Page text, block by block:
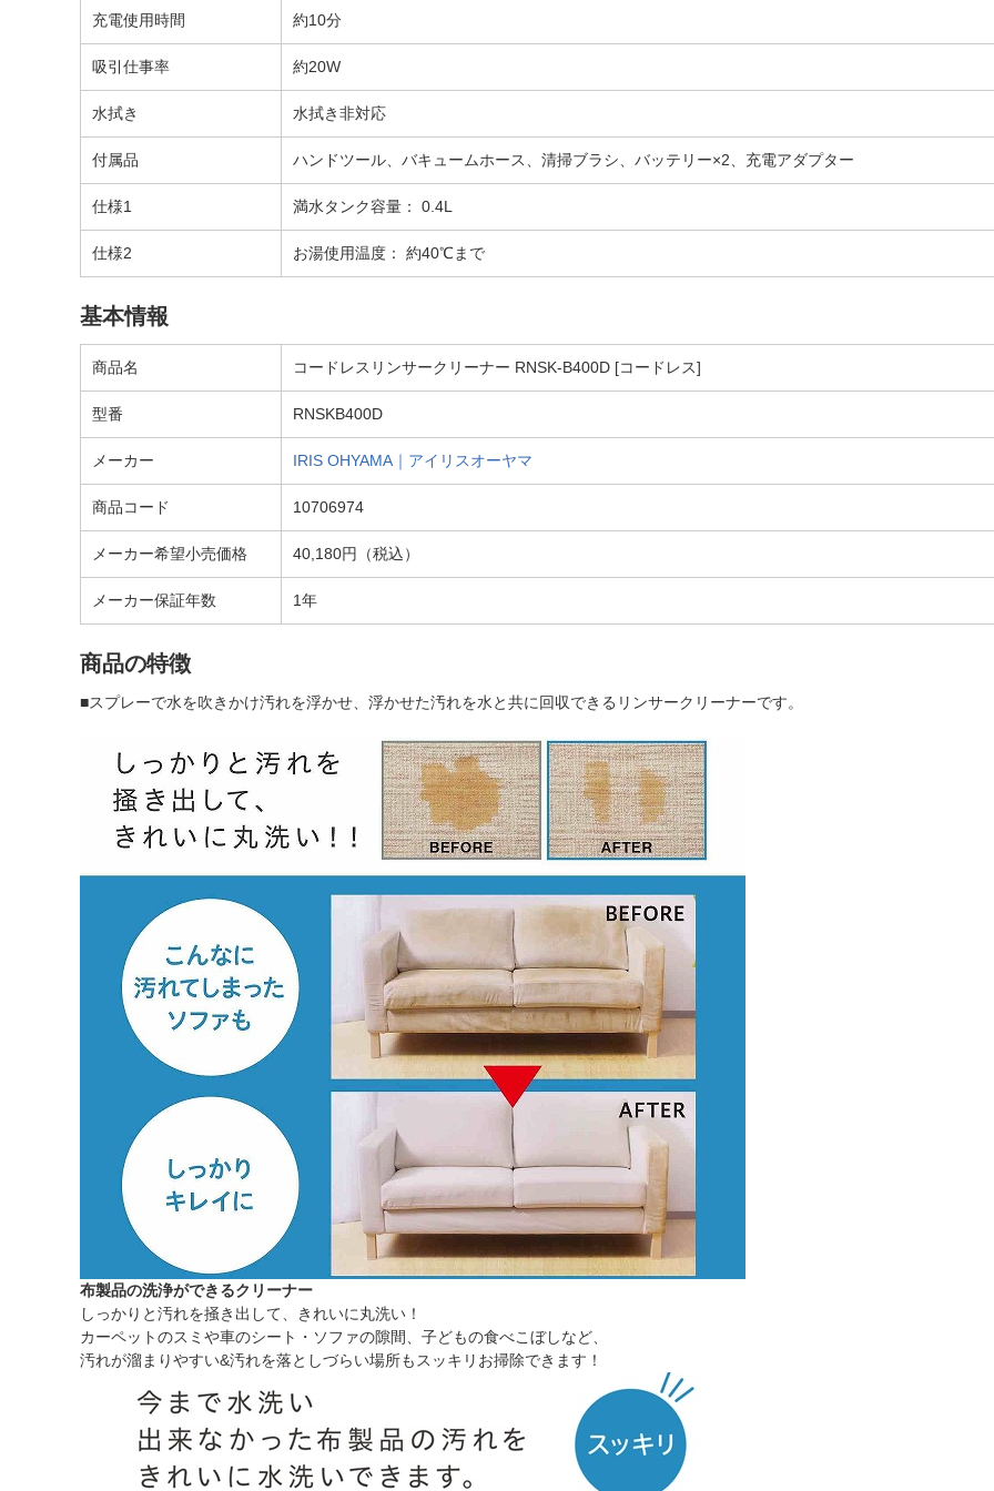
充電使用時間 約10分
吸引仕事率 約20W
水拭き 水拭き非対応
付属品 ハンドツール、バキュームホース、清掃ブラシ、バッテリー×2、充電アダプター
仕様1 満水タンク容量： 0.4L
仕様2 お湯使用温度： 約40℃まで
基本情報
商品名 コードレスリンサークリーナー RNSK-B400D [コードレス]
型番 RNSKB400D
メーカー IRIS OHYAMA｜アイリスオーヤマ
商品コード 10706974
メーカー希望小売価格 40,180円（税込）
メーカー保証年数 1年
商品の特徴
■スプレーで水を吹きかけ汚れを浮かせ、浮かせた汚れを水と共に回収できるリンサークリーナーです。
布製品の洗浄ができるクリーナー
しっかりと汚れを掻き出して、きれいに丸洗い！
カーペットのスミや車のシート・ソファの隙間、子どもの食べこぼしなど、
汚れが溜まりやすい&汚れを落としづらい場所もスッキリお掃除できます！